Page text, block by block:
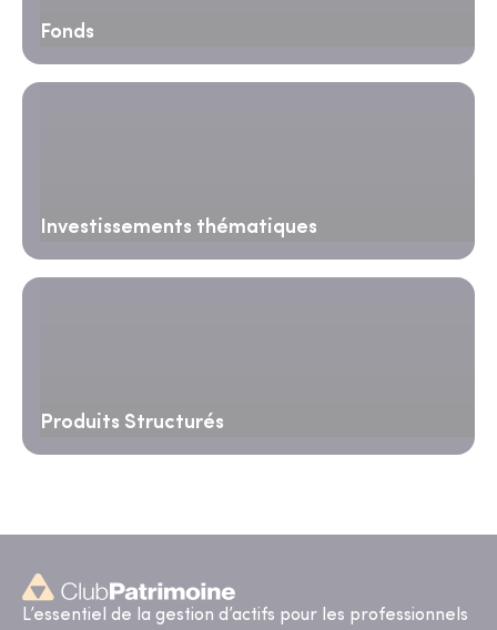
Fonds
Investissements thématiques
Produits Structurés
L’essentiel de la gestion d’actifs pour les professionnels